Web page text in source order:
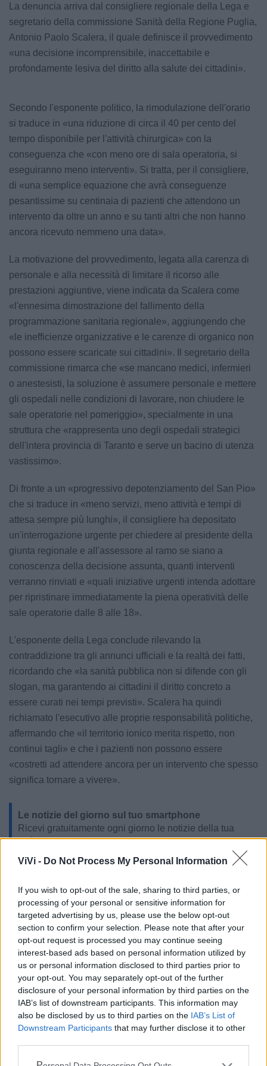
ViVi - Do Not Process My Personal Information
If you wish to opt-out of the sale, sharing to third parties, or
processing of your personal or sensitive information for
targeted advertising by us, please use the below opt-out
section to confirm your selection. Please note that after your
opt-out request is processed you may continue seeing
interest-based ads based on personal information utilized by
us or personal information disclosed to third parties prior to
your opt-out. You may separately opt-out of the further
disclosure of your personal information by third parties on the
IAB’s list of downstream participants. This information may
also be disclosed by us to third parties on the IAB’s List of
Downstream Participants that may further disclose it to other
La denuncia arriva dal consigliere regionale della Lega e
segretario della commissione Sanità della Regione Puglia,
Antonio Paolo Scalera, il quale definisce il provvedimento
«una decisione incomprensibile, inaccettabile e
profondamente lesiva del diritto alla salute dei cittadini».
Secondo l'esponente politico, la rimodulazione dell'orario
si traduce in «una riduzione di circa il 40 per cento del
tempo disponibile per l'attività chirurgica» con la
conseguenza che «con meno ore di sala operatoria, si
eseguiranno meno interventi». Si tratta, per il consigliere,
di «una semplice equazione che avrà conseguenze
pesantissime su centinaia di pazienti che attendono un
intervento da oltre un anno e su tanti altri che non hanno
ancora ricevuto nemmeno una data».
La motivazione del provvedimento, legata alla carenza di
personale e alla necessità di limitare il ricorso alle
prestazioni aggiuntive, viene indicata da Scalera come
«l'ennesima dimostrazione del fallimento della
programmazione sanitaria regionale», aggiungendo che
«le inefficienze organizzative e le carenze di organico non
possono essere scaricate sui cittadini». Il segretario della
commissione rimarca che «se mancano medici, infermieri
o anestesisti, la soluzione è assumere personale e mettere
gli ospedali nelle condizioni di lavorare, non chiudere le
sale operatorie nel pomeriggio», specialmente in una
struttura che «rappresenta uno degli ospedali strategici
dell'intera provincia di Taranto e serve un bacino di utenza
vastissimo».
Di fronte a un «progressivo depotenziamento del San Pio»
che si traduce in «meno servizi, meno attività e tempi di
attesa sempre più lunghi», il consigliere ha depositato
un'interrogazione urgente per chiedere al presidente della
giunta regionale e all'assessore al ramo se siano a
conoscenza della decisione assunta, quanti interventi
verranno rinviati e «quali iniziative urgenti intenda adottare
per ripristinare immediatamente la piena operatività delle
sale operatorie dalle 8 alle 18».
L'esponente della Lega conclude rilevando la
contraddizione tra gli annunci ufficiali e la realtà dei fatti,
ricordando che «la sanità pubblica non si difende con gli
slogan, ma garantendo ai cittadini il diritto concreto a
essere curati nei tempi previsti». Scalera ha quindi
richiamato l'esecutivo alle proprie responsabilità politiche,
affermando che «il territorio ionico merita rispetto, non
continui tagli» e che i pazienti non possono essere
«costretti ad attendere ancora per un intervento che spesso
significa tornare a vivere».
Le notizie del giorno sul tuo smartphone
Ricevi gratuitamente ogni giorno le notizie della tua
città direttamente sul tuo smartphone. Scarica Telegram
Farmacia di turno
Cimitero
Ufficio Postale
LE INFO UTILI DI CASTELLANETA